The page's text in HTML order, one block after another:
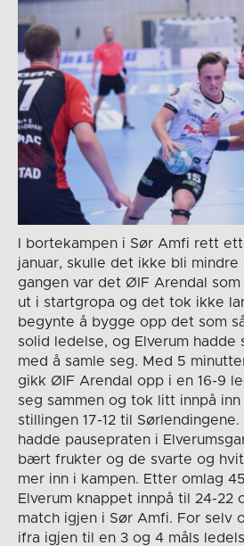
I bortekampen i Sør Amfi rett
januar, skulle det ikke bli mindre
gangen var det ØIF Arendal
ut i startgropa og det tok ikke
begynte å bygge opp det som
solid ledelse, og Elverum hadde
med å samle seg. Med 5
gikk ØIF Arendal opp i en 16-9
seg sammen og tok litt innpå
stillingen 17-12 til
hadde pausepraten i
bært frukter og de svarte og
mer inn i kampen. Etter omlag
Elverum knappet innpå til 24-22
match igjen i Sør Amfi. For selv
ifra igjen til en 3 og 4 måls